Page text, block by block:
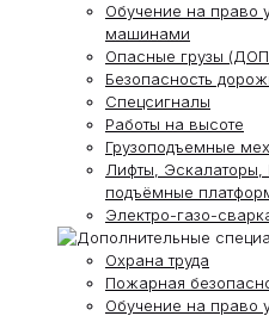
Обучение на право
машинами
Опасные грузы
Безопасность
Спецсигналы
Работы на высоте
Грузоподъемные
Лифты,
подъёмные
Электро-газо-
Охрана труда
Пожарная
Обучение на право